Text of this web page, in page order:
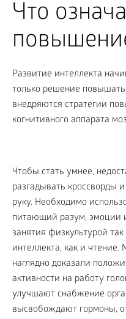
Что
Развитие интеллекта
только решение
внедряются стратегии
когнитивного аппарата
Чтобы стать умнее,
разгадывать кроссворды
руку. Необходимо
питающий разум, эмоции
занятия физкультурой
интеллекта, как и
наглядно доказали
активности на работу
улучшают снабжение
высвобождают гормоны,